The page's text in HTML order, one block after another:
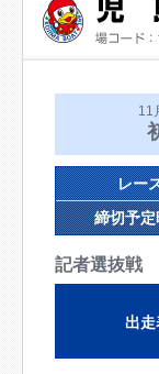
11
レー
締切予定
記者選抜
出走